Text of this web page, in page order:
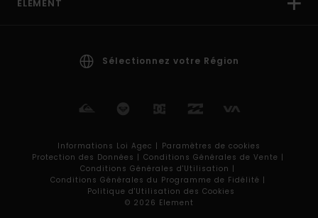
ELEMENT
Sélectionnez votre Région
Informations Loi Agec | Paramètres de cookies
Protection des Données | Conditions Générales de Vente |
Conditions Générales d'Utilisation |
Conditions Générales du Programme de Fidélité |
Politique d'Utilisation des Cookies
© 2026 Element